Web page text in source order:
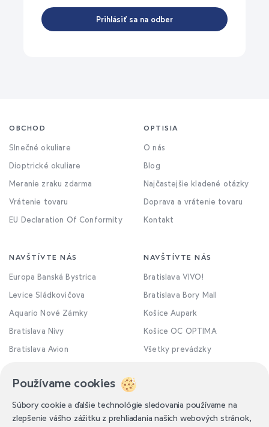
Používame cookies
Súbory cookie a ďalšie technológie sledovania používame na
zlepšenie vášho zážitku z prehliadania našich webových stránok,
Prihlásiť sa na odber
OBCHOD
Slnečné okuliare
Dioptrické okuliare
Meranie zraku zdarma
Vrátenie tovaru
EU Declaration Of Conformity
OPTISIA
O nás
Blog
Najčastejšie kladené otázky
Doprava a vrátenie tovaru
Kontakt
NAVŠTÍVTE NÁS
Europa Banská Bystrica
Levice Sládkovičova
Aquario Nové Zámky
Bratislava Nivy
Bratislava Avion
NAVŠTÍVTE NÁS
Bratislava VIVO!
Bratislava Bory Mall
Košice Aupark
Košice OC OPTIMA
Všetky prevádzky